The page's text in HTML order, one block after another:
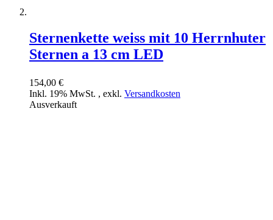
Sternenkette weiss mit 10 Herrnhuter
Sternen a 13 cm LED
154,00 €
Inkl. 19% MwSt. , exkl. Versandkosten
Ausverkauft